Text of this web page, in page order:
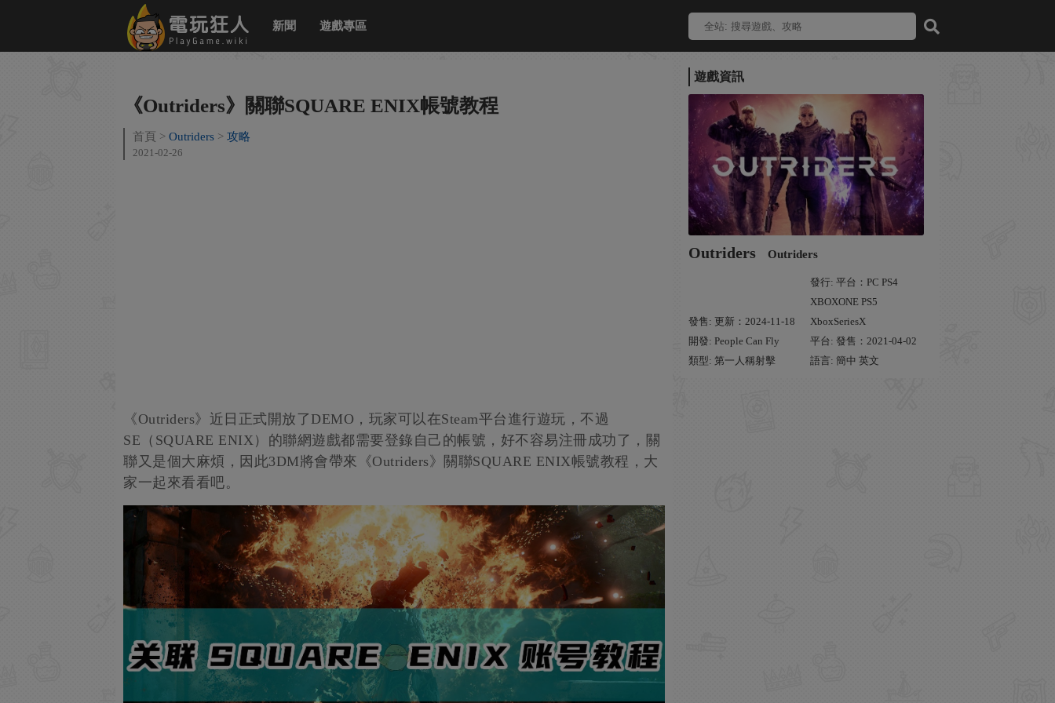
新聞 遊戲專區
遊戲資訊
Outriders Outriders
發售: 更新：2024-11-18
發行: 平台：PC PS4
XBOXONE PS5
XboxSeriesX
開發: People Can Fly
平台: 發售：2021-04-02
類型: 第一人稱射擊
語言: 簡中 英文
《Outriders》關聯SQUARE ENIX帳號教程
首頁 Outriders 攻略
2021-02-26
《Outriders》近日正式開放了DEMO，玩家可以在Steam平台進行遊玩，不過
SE（SQUARE ENIX）的聯網遊戲都需要登錄自己的帳號，好不容易注冊成功了，關
聯又是個大麻煩，因此3DM將會帶來《Outriders》關聯SQUARE ENIX帳號教程，大
家一起來看看吧。